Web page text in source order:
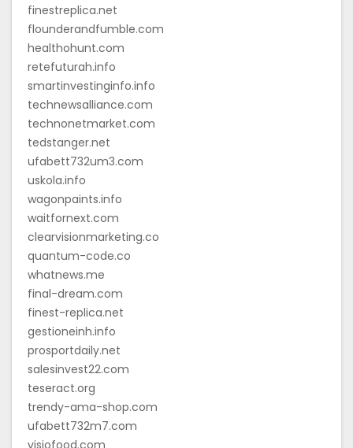
finestreplica.net
flounderandfumble.com
healthohunt.com
retefuturah.info
smartinvestinginfo.info
technewsalliance.com
technonetmarket.com
tedstanger.net
ufabett732um3.com
uskola.info
wagonpaints.info
waitfornext.com
clearvisionmarketing.co
quantum-code.co
whatnews.me
final-dream.com
finest-replica.net
gestioneinh.info
prosportdaily.net
salesinvest22.com
teseract.org
trendy-ama-shop.com
ufabett732m7.com
visiofood.com